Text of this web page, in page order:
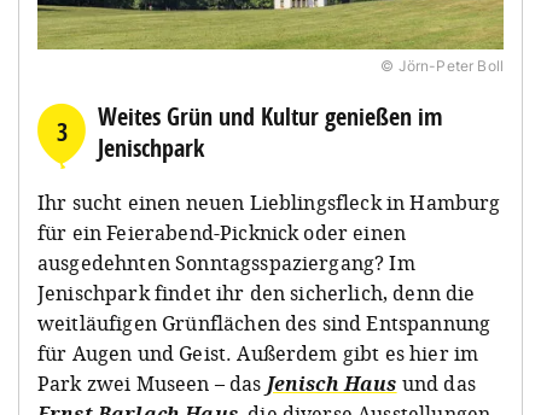
© Jörn-Peter Boll
3
Weites Grün und Kultur genießen im
Jenischpark
Ihr sucht einen neuen Lieblingsfleck in Hamburg
für ein Feierabend-Picknick oder einen
ausgedehnten Sonntagsspaziergang? Im
Jenischpark findet ihr den sicherlich, denn die
weitläufigen Grünflächen des sind Entspannung
für Augen und Geist. Außerdem gibt es hier im
Park zwei Museen – das Jenisch Haus und das